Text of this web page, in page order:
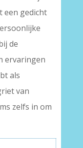
een gedicht
de
ervaringen
als
van
zelfs in om